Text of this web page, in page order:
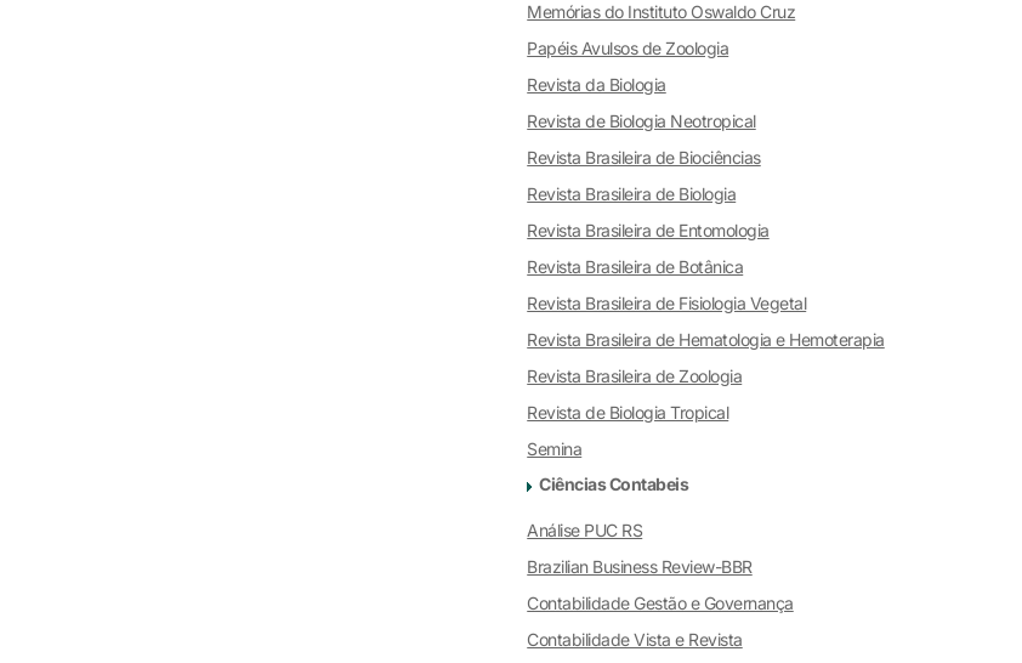
Memórias do Instituto Oswaldo Cruz
Papéis Avulsos de Zoologia
Revista da Biologia
Revista de Biologia Neotropical
Revista Brasileira de Biociências
Revista Brasileira de Biologia
Revista Brasileira de Entomologia
Revista Brasileira de Botânica
Revista Brasileira de Fisiologia Vegetal
Revista Brasileira de Hematologia e Hemoterapia
Revista Brasileira de Zoologia
Revista de Biologia Tropical
Semina
Ciências Contabeis
Análise PUC RS
Brazilian Business Review-BBR
Contabilidade Gestão e Governança
Contabilidade Vista e Revista